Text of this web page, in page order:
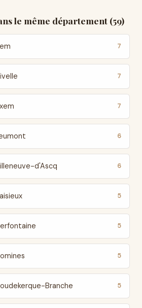
le même département (59)
7
7
7
6
d'Ascq 6
5
5
5
Branche 5